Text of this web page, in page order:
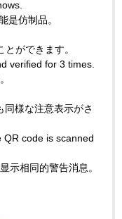
是仿制品。
ができます。
verified for 3 times.
様な注意表示がさ
code is scanned
示相同的警告消息。